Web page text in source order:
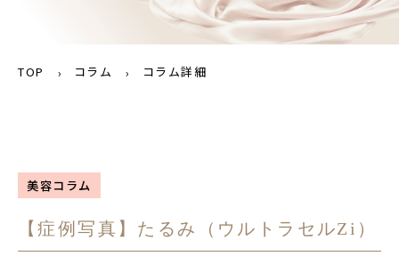
TOP コラム コラム詳細
美容コラム
【症例写真】たるみ（ウルトラセルZi）